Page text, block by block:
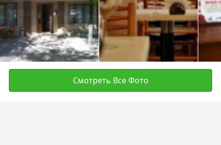
Смотреть Все Фото